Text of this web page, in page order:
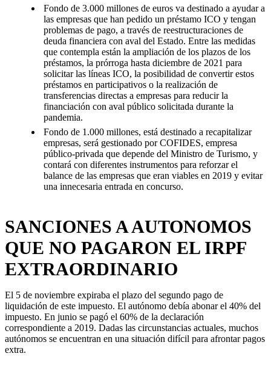
Fondo de 3.000 millones de euros va destinado a ayudar a
las empresas que han pedido un préstamo ICO y tengan
problemas de pago, a través de reestructuraciones de
deuda financiera con aval del Estado. Entre las medidas
que contempla están la ampliación de los plazos de los
préstamos, la prórroga hasta diciembre de 2021 para
solicitar las líneas ICO, la posibilidad de convertir estos
préstamos en participativos o la realización de
transferencias directas a empresas para reducir la
financiación con aval público solicitada durante la
pandemia.
Fondo de 1.000 millones, está destinado a recapitalizar
empresas, será gestionado por COFIDES, empresa
público-privada que depende del Ministro de Turismo, y
contará con diferentes instrumentos para reforzar el
balance de las empresas que eran viables en 2019 y evitar
una innecesaria entrada en concurso.
SANCIONES A AUTONOMOS
QUE NO PAGARON EL IRPF
EXTRAORDINARIO
El 5 de noviembre expiraba el plazo del segundo pago de
liquidación de este impuesto. El autónomo debía abonar el 40% del
impuesto. En junio se pagó el 60% de la declaración
correspondiente a 2019. Dadas las circunstancias actuales, muchos
autónomos se encuentran en una situación difícil para afrontar pagos
extra.